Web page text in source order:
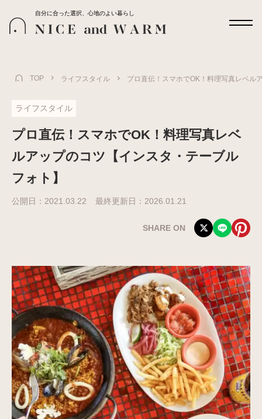
自分に合った選択、心地のよい暮らし
TOP ライフスタイル プロ直伝！スマホでOK！料理写真レベル
ライフスタイル
プロ直伝！スマホでOK！料理写真レベ
ルアップのコツ【インスタ・テーブル
フォト】
公開日： 2021.03.22 最終更新日： 2026.01.21
SHARE ON